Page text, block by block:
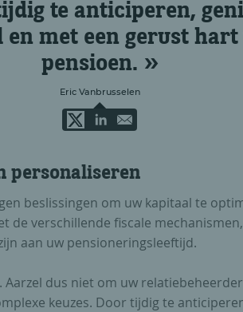
te anticiperen,
en met een gerust
pensioen.
Eric Vanbrusselen
personaliseren
beslissingen om uw kapitaal te
de verschillende fiscale
aan uw pensioneringsleeftijd.
Aarzel dus niet om uw
keuzes. Door tijdig te